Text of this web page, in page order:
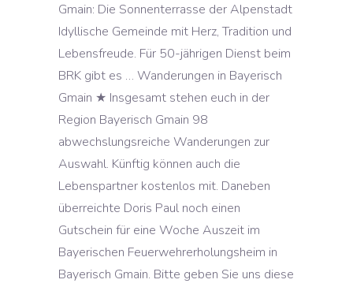
Gmain: Die Sonnenterrasse der Alpenstadt
Idyllische Gemeinde mit Herz, Tradition und
Lebensfreude. Für 50-jährigen Dienst beim
BRK gibt es … Wanderungen in Bayerisch
Gmain ★ Insgesamt stehen euch in der
Region Bayerisch Gmain 98
abwechslungsreiche Wanderungen zur
Auswahl. Künftig können auch die
Lebenspartner kostenlos mit. Daneben
überreichte Doris Paul noch einen
Gutschein für eine Woche Auszeit im
Bayerischen Feuerwehrerholungsheim in
Bayerisch Gmain. Bitte geben Sie uns diese